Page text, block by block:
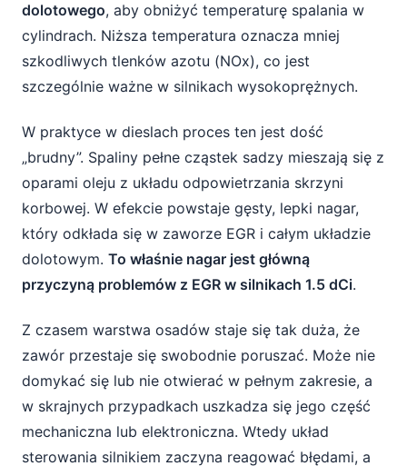
dolotowego, aby obniżyć temperaturę spalania w
cylindrach. Niższa temperatura oznacza mniej
szkodliwych tlenków azotu (NOx), co jest
szczególnie ważne w silnikach wysokoprężnych.
W praktyce w dieslach proces ten jest dość
„brudny”. Spaliny pełne cząstek sadzy mieszają się z
oparami oleju z układu odpowietrzania skrzyni
korbowej. W efekcie powstaje gęsty, lepki nagar,
który odkłada się w zaworze EGR i całym układzie
dolotowym. To właśnie nagar jest główną
przyczyną problemów z EGR w silnikach 1.5 dCi.
Z czasem warstwa osadów staje się tak duża, że
zawór przestaje się swobodnie poruszać. Może nie
domykać się lub nie otwierać w pełnym zakresie, a
w skrajnych przypadkach uszkadza się jego część
mechaniczna lub elektroniczna. Wtedy układ
sterowania silnikiem zaczyna reagować błędami, a